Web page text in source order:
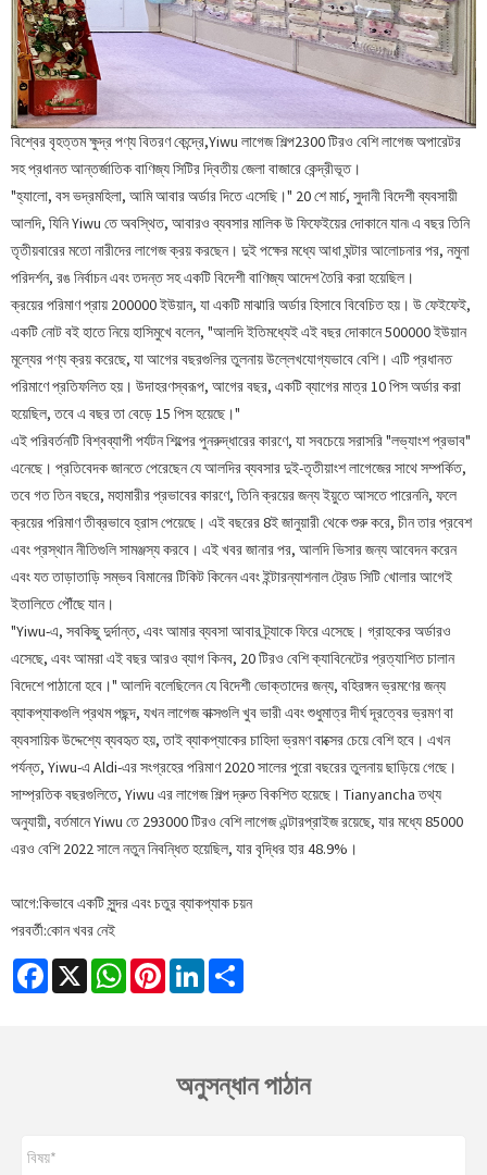
বিশ্বের বৃহত্তম ক্ষুদ্র পণ্য বিতরণ কেন্দ্রে,Yiwu লাগেজ শিল্প2300 টিরও বেশি লাগেজ অপারেটর
সহ প্রধানত আন্তর্জাতিক বাণিজ্য সিটির দ্বিতীয় জেলা বাজারে কেন্দ্রীভূত।
"হ্যালো, বস ভদ্রমহিলা, আমি আবার অর্ডার দিতে এসেছি।" 20 শে মার্চ, সুদানী বিদেশী ব্যবসায়ী
আলদি, যিনি Yiwu তে অবস্থিত, আবারও ব্যবসার মালিক উ ফিফেইয়ের দোকানে যান৷ এ বছর তিনি
তৃতীয়বারের মতো নারীদের লাগেজ ক্রয় করছেন। দুই পক্ষের মধ্যে আধা ঘন্টার আলোচনার পর, নমুনা
পরিদর্শন, রঙ নির্বাচন এবং তদন্ত সহ একটি বিদেশী বাণিজ্য আদেশ তৈরি করা হয়েছিল।
ক্রয়ের পরিমাণ প্রায় 200000 ইউয়ান, যা একটি মাঝারি অর্ডার হিসাবে বিবেচিত হয়। উ ফেইফেই,
একটি নোট বই হাতে নিয়ে হাসিমুখে বলেন, "আলদি ইতিমধ্যেই এই বছর দোকানে 500000 ইউয়ান
মূল্যের পণ্য ক্রয় করেছে, যা আগের বছরগুলির তুলনায় উল্লেখযোগ্যভাবে বেশি। এটি প্রধানত
পরিমাণে প্রতিফলিত হয়। উদাহরণস্বরূপ, আগের বছর, একটি ব্যাগের মাত্র 10 পিস অর্ডার করা
হয়েছিল, তবে এ বছর তা বেড়ে 15 পিস হয়েছে।"
এই পরিবর্তনটি বিশ্বব্যাপী পর্যটন শিল্পের পুনরুদ্ধারের কারণে, যা সবচেয়ে সরাসরি "লভ্যাংশ প্রভাব"
এনেছে। প্রতিবেদক জানতে পেরেছেন যে আলদির ব্যবসার দুই-তৃতীয়াংশ লাগেজের সাথে সম্পর্কিত,
তবে গত তিন বছরে, মহামারীর প্রভাবের কারণে, তিনি ক্রয়ের জন্য ইয়ুতে আসতে পারেননি, ফলে
ক্রয়ের পরিমাণ তীব্রভাবে হ্রাস পেয়েছে। এই বছরের 8ই জানুয়ারী থেকে শুরু করে, চীন তার প্রবেশ
এবং প্রস্থান নীতিগুলি সামঞ্জস্য করবে। এই খবর জানার পর, আলদি ভিসার জন্য আবেদন করেন
এবং যত তাড়াতাড়ি সম্ভব বিমানের টিকিট কিনেন এবং ইন্টারন্যাশনাল ট্রেড সিটি খোলার আগেই
ইতালিতে পৌঁছে যান।
"Yiwu-এ, সবকিছু দুর্দান্ত, এবং আমার ব্যবসা আবার ট্র্যাকে ফিরে এসেছে। গ্রাহকের অর্ডারও
এসেছে, এবং আমরা এই বছর আরও ব্যাগ কিনব, 20 টিরও বেশি ক্যাবিনেটের প্রত্যাশিত চালান
বিদেশে পাঠানো হবে।" আলদি বলেছিলেন যে বিদেশী ভোক্তাদের জন্য, বহিরঙ্গন ভ্রমণের জন্য
ব্যাকপ্যাকগুলি প্রথম পছন্দ, যখন লাগেজ বাক্সগুলি খুব ভারী এবং শুধুমাত্র দীর্ঘ দূরত্বের ভ্রমণ বা
ব্যবসায়িক উদ্দেশ্যে ব্যবহৃত হয়, তাই ব্যাকপ্যাকের চাহিদা ভ্রমণ বাক্সের চেয়ে বেশি হবে। এখন
পর্যন্ত, Yiwu-এ Aldi-এর সংগ্রহের পরিমাণ 2020 সালের পুরো বছরের তুলনায় ছাড়িয়ে গেছে।
সাম্প্রতিক বছরগুলিতে, Yiwu এর লাগেজ শিল্প দ্রুত বিকশিত হয়েছে। Tianyancha তথ্য
অনুযায়ী, বর্তমানে Yiwu তে 293000 টিরও বেশি লাগেজ এন্টারপ্রাইজ রয়েছে, যার মধ্যে 85000
এরও বেশি 2022 সালে নতুন নিবন্ধিত হয়েছিল, যার বৃদ্ধির হার 48.9%।
আগে:কিভাবে একটি সুন্দর এবং চতুর ব্যাকপ্যাক চয়ন
পরবর্তী:কোন খবর নেই
Facebook
X WhatsAppPinterestLinkedIn
অনুসন্ধান পাঠান